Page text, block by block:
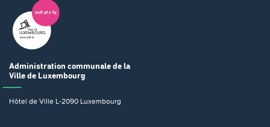
Administration communale de la
Ville de Luxembourg
Hôtel de Ville L-2090 Luxembourg